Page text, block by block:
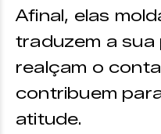
Afinal, elas
traduzem a sua
realçam o
contribuem
atitude.